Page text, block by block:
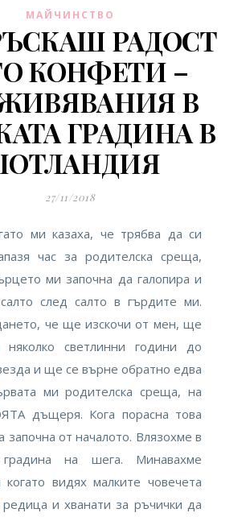
МАЙЧИНСТВО
РАДОСТ
КОНФЕТИ –
В
ГРАДИНА В
27/11/2018
ми казаха, че трябва да си
час за родителска среща,
ми започна да галопира и
след салто в гърдите ми.
че ще изскочи от мен, ще
няколко светлинни години до
и ще се върне обратно едва
ми родителска среща, на
дъщеря. Кога порасна това
започна от началото. Влязохме в
градина на шега. Минавахме
видях малките човечета
и хванати за ръчички да